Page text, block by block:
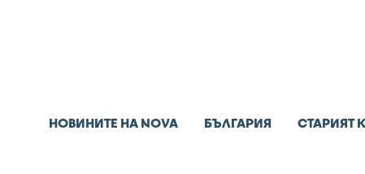
НОВИНИТЕ НА NOVA БЪЛГАРИЯ СТАРИЯТ